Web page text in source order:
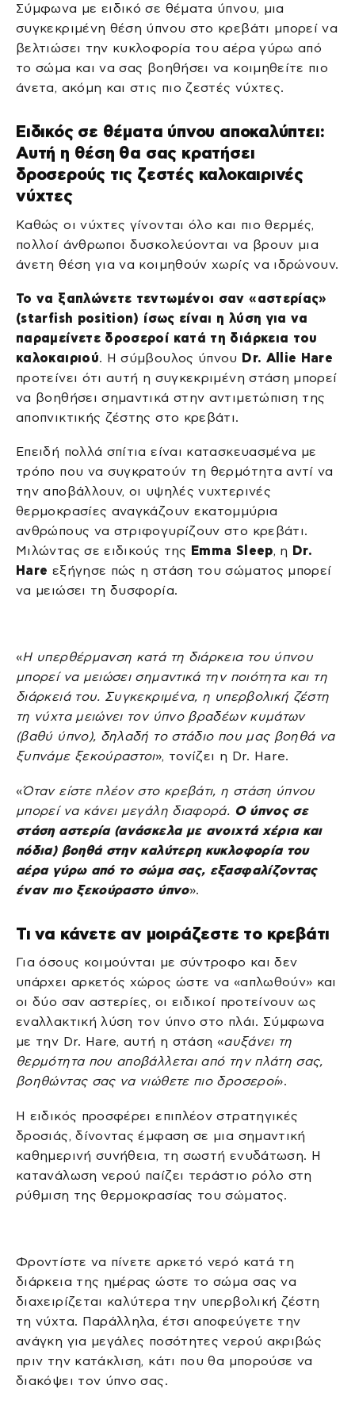
Σύμφωνα με ειδικό σε θέματα ύπνου, μια
συγκεκριμένη θέση ύπνου στο κρεβάτι μπορεί να
βελτιώσει την κυκλοφορία του αέρα γύρω από
το σώμα και να σας βοηθήσει να κοιμηθείτε πιο
άνετα, ακόμη και στις πιο ζεστές νύχτες.
Ειδικός σε θέματα ύπνου αποκαλύπτει:
Αυτή η θέση θα σας κρατήσει
δροσερούς τις ζεστές καλοκαιρινές
νύχτες
Καθώς οι νύχτες γίνονται όλο και πιο θερμές,
πολλοί άνθρωποι δυσκολεύονται να βρουν μια
άνετη θέση για να κοιμηθούν χωρίς να ιδρώνουν.
Το να ξαπλώνετε τεντωμένοι σαν «αστερίας»
(starfish position) ίσως είναι η λύση για να
παραμείνετε δροσεροί κατά τη διάρκεια του
καλοκαιριού. Η σύμβουλος ύπνου Dr. Allie Hare
προτείνει ότι αυτή η συγκεκριμένη στάση μπορεί
να βοηθήσει σημαντικά στην αντιμετώπιση της
αποπνικτικής ζέστης στο κρεβάτι.
Επειδή πολλά σπίτια είναι κατασκευασμένα με
τρόπο που να συγκρατούν τη θερμότητα αντί να
την αποβάλλουν, οι υψηλές νυχτερινές
θερμοκρασίες αναγκάζουν εκατομμύρια
ανθρώπους να στριφογυρίζουν στο κρεβάτι.
Μιλώντας σε ειδικούς της Emma Sleep, η Dr.
Hare εξήγησε πώς η στάση του σώματος μπορεί
να μειώσει τη δυσφορία.
«Η υπερθέρμανση κατά τη διάρκεια του ύπνου
μπορεί να μειώσει σημαντικά την ποιότητα και τη
διάρκειά του. Συγκεκριμένα, η υπερβολική ζέστη
τη νύχτα μειώνει τον ύπνο βραδέων κυμάτων
(βαθύ ύπνο), δηλαδή το στάδιο που μας βοηθά να
ξυπνάμε ξεκούραστοι», τονίζει η Dr. Hare.
«Όταν είστε πλέον στο κρεβάτι, η στάση ύπνου
μπορεί να κάνει μεγάλη διαφορά. Ο ύπνος σε
στάση αστερία (ανάσκελα με ανοιχτά χέρια και
πόδια) βοηθά στην καλύτερη κυκλοφορία του
αέρα γύρω από το σώμα σας, εξασφαλίζοντας
έναν πιο ξεκούραστο ύπνο».
Τι να κάνετε αν μοιράζεστε το κρεβάτι
Για όσους κοιμούνται με σύντροφο και δεν
υπάρχει αρκετός χώρος ώστε να «απλωθούν» και
οι δύο σαν αστερίες, οι ειδικοί προτείνουν ως
εναλλακτική λύση τον ύπνο στο πλάι. Σύμφωνα
με την Dr. Hare, αυτή η στάση «αυξάνει τη
θερμότητα που αποβάλλεται από την πλάτη σας,
βοηθώντας σας να νιώθετε πιο δροσεροί».
Η ειδικός προσφέρει επιπλέον στρατηγικές
δροσιάς, δίνοντας έμφαση σε μια σημαντική
καθημερινή συνήθεια, τη σωστή ενυδάτωση. Η
κατανάλωση νερού παίζει τεράστιο ρόλο στη
ρύθμιση της θερμοκρασίας του σώματος.
Φροντίστε να πίνετε αρκετό νερό κατά τη
διάρκεια της ημέρας ώστε το σώμα σας να
διαχειρίζεται καλύτερα την υπερβολική ζέστη
τη νύχτα. Παράλληλα, έτσι αποφεύγετε την
ανάγκη για μεγάλες ποσότητες νερού ακριβώς
πριν την κατάκλιση, κάτι που θα μπορούσε να
διακόψει τον ύπνο σας.